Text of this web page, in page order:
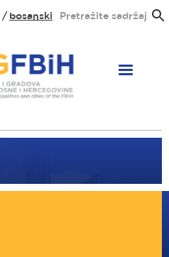
bosanski Pretražite sadržaj